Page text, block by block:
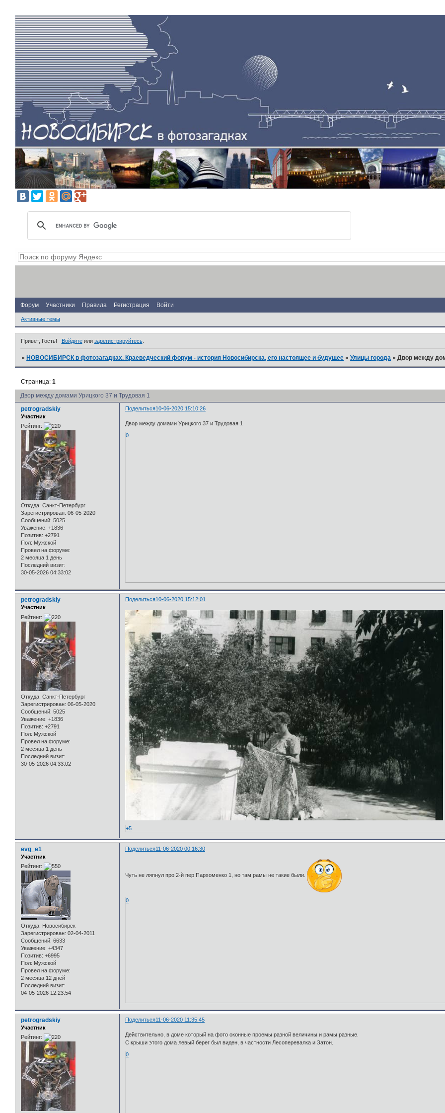
Форум Участники Правила Регистрация Войти
Активные темы
Привет, Гость! Войдитеили зарегистрируйтесь.
»НОВОСИБИРСК в фотозагадках. Краеведческий форум - история Новосибирска, его настоящее и будущее »Улицы города »Двор между
Двор между домами Урицкого 37 и Трудовая 1
Страница:1
Поделиться10-06-2020 15:10:26
petrogradskiy
Участник
Рейтинг:
Откуда: Санкт-Петербург
Зарегистрирован: 06-05-2020
Сообщений: 5025
Уважение: +1836
Позитив: +2791
Пол: Мужской
Провел на форуме:
2 месяца 1 день
Последний визит:
30-05-2026 04:33:02
Двор между домами Урицкого 37 и Трудовая 1
0
Поделиться10-06-2020 15:12:01
petrogradskiy
Участник
Рейтинг:
Откуда: Санкт-Петербург
Зарегистрирован: 06-05-2020
Сообщений: 5025
Уважение: +1836
Позитив: +2791
Пол: Мужской
Провел на форуме:
2 месяца 1 день
Последний визит:
30-05-2026 04:33:02
+5
Поделиться11-06-2020 00:16:30
evg_e1
Участник
Рейтинг:
Откуда: Новосибирск
Зарегистрирован: 02-04-2011
Сообщений: 6633
Уважение: +4347
Позитив: +6995
Пол: Мужской
Провел на форуме:
2 месяца 12 дней
Последний визит:
04-05-2026 12:23:54
Чуть не ляпнул про 2-й пер Пархоменко 1, но там рамы не такие были.
0
Поделиться11-06-2020 11:35:45
petrogradskiy
Участник
Рейтинг:
Действительно, в доме который на фото оконные проемы разной величины и рамы разные.
С крыши этого дома левый берег был виден, в частности Лесоперевалка и Затон.
0